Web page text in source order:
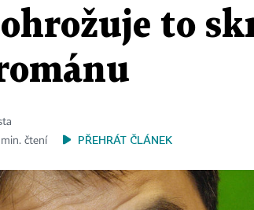
ohrožuje to
min. čtení
PŘEHRÁT ČLÁNEK